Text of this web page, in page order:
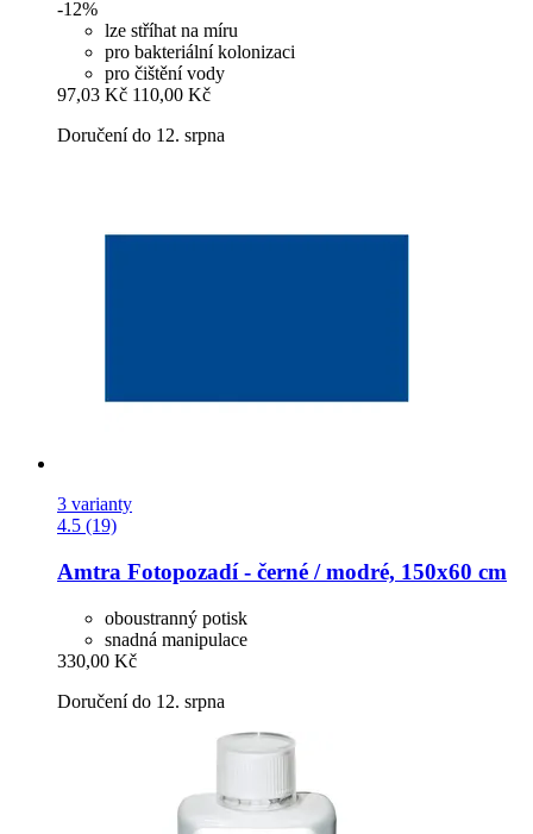
-12%
lze stříhat na míru
pro bakteriální kolonizaci
pro čištění vody
97,03 Kč 110,00 Kč
Doručení do 12. srpna
3 varianty
4.5 (19)
Amtra Fotopozadí -​ černé / modré, 150x60 cm
oboustranný potisk
snadná manipulace
330,00 Kč
Doručení do 12. srpna